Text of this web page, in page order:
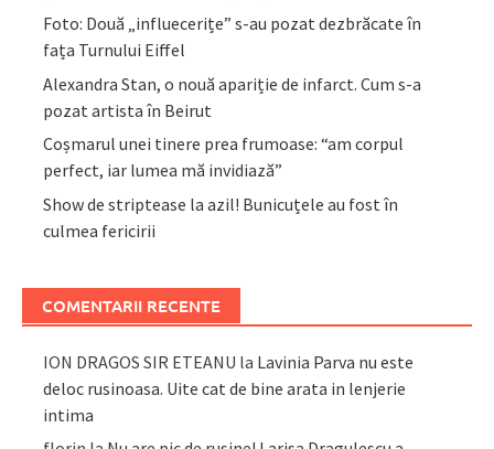
Foto: Două „influecerițe” s-au pozat dezbrăcate în
fața Turnului Eiffel
Alexandra Stan, o nouă apariție de infarct. Cum s-a
pozat artista în Beirut
Coșmarul unei tinere prea frumoase: “am corpul
perfect, iar lumea mă invidiază”
Show de striptease la azil! Bunicuțele au fost în
culmea fericirii
COMENTARII RECENTE
ION DRAGOS SIR ETEANU la Lavinia Parva nu este
deloc rusinoasa. Uite cat de bine arata in lenjerie
intima